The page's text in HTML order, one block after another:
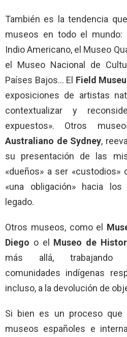
También es la tendencia
museos en todo el mundo:
Indio Americano, el Museo
el Museo Nacional de
Países Bajos… El Field
exposiciones de artistas
contextualizar y
expuestos». Otros
Australiano de Sydney,
su presentación de las
«dueños» a ser «custodios»
«una obligación» hacia
legado.
Otros museos, como el
Diego o el Museo de
más allá, trabajando
comunidades indígenas
incluso, a la devolución de
Si bien es un proceso
museos españoles e